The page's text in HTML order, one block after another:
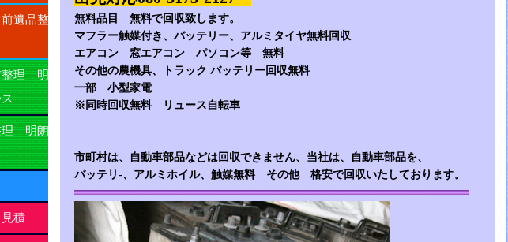
無料品目 無料で回収致します。
マフラー触媒付き、バッテリー、アルミタイヤ無料回収
エアコン 窓エアコン パソコン等 無料
その他の農機具、トラック バッテリー回収無料
一部 小型家電
※同時回収無料 リュース自転車
市町村は、自動車部品などは回収できません、当社は、自動車部品を、
バッテリ-、アルミホイル、触媒無料 その他 格安で回収いたしております。
遺品整
整理 明
理 明朗
積